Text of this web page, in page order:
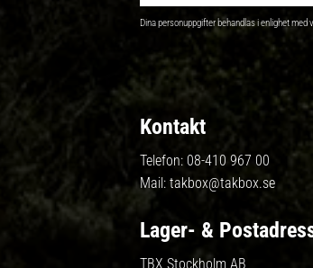
Dina personuppgifter behandlas i enlighet med
Kontakt
Telefon: 08-410 967 00
Mail: takbox@takbox.se
Lager- &
TBX Stockholm AB